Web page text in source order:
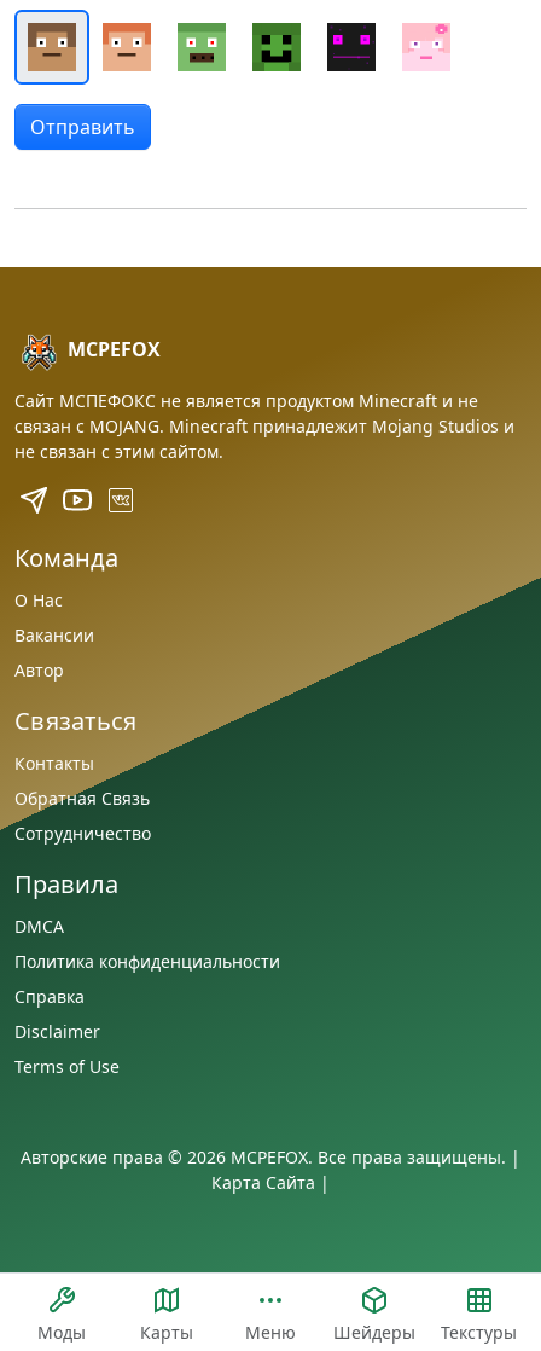
Моды Карты Меню Шейдеры Текстуры
MCPEFOX
Сайт МСПЕФОКС не является продуктом Minecraft и не
связан с MOJANG. Minecraft принадлежит Mojang Studios и
не связан с этим сайтом.
Команда
О Нас
Вакансии
Автор
Связаться
Контакты
Обратная Связь
Сотрудничество
Правила
DMCA
Политика конфиденциальности
Справка
Disclaimer
Terms of Use
Авторские права © 2026 MCPEFOX. Все права защищены. |
Карта Сайта |